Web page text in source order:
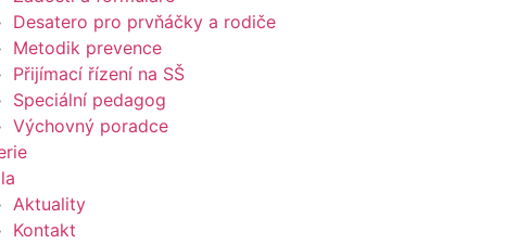
Desatero pro prvňáčky a rodiče
Metodik prevence
Přijímací řízení na SŠ
Speciální pedagog
Výchovný poradce
Aktuality
Kontakt